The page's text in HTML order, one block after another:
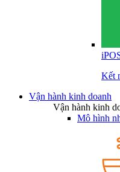
Kết
Vận hành kinh doanh
Vận hành kinh
Mô hình